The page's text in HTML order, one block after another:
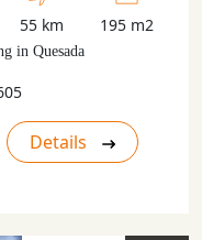
55 km 195 m2
in Quesada
Details